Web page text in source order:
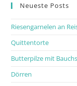
Neueste Posts
Riesengarnelen an
Quittentorte
Butterpilze mit
Dörren